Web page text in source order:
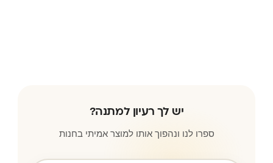
יש לך רעיון למתנה?
ספרו לנו ונהפוך אותו למוצר אמיתי בחנות